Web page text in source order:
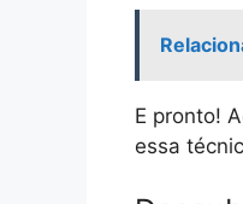
E pronto!
essa